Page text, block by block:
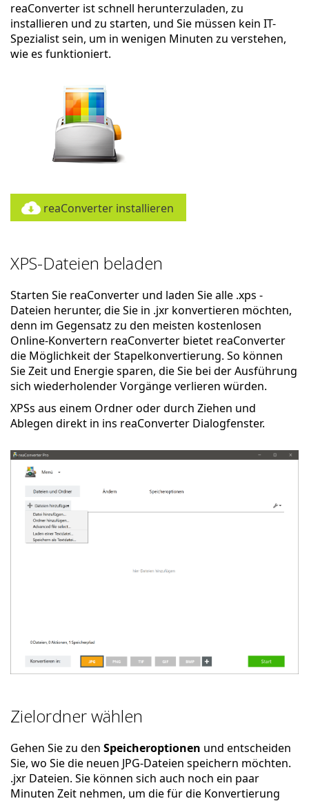
reaConverter ist schnell herunterzuladen, zu
installieren und zu starten, und Sie müssen kein IT-
Spezialist sein, um in wenigen Minuten zu verstehen,
wie es funktioniert.
reaConverter installieren
XPS-Dateien beladen
Starten Sie reaConverter und laden Sie alle .xps -
Dateien herunter, die Sie in .jxr konvertieren möchten,
denn im Gegensatz zu den meisten kostenlosen
Online-Konvertern reaConverter bietet reaConverter
die Möglichkeit der Stapelkonvertierung. So können
Sie Zeit und Energie sparen, die Sie bei der Ausführung
sich wiederholender Vorgänge verlieren würden.
XPSs aus einem Ordner oder durch Ziehen und
Ablegen direkt in ins reaConverter Dialogfenster.
Zielordner wählen
Gehen Sie zu den Speicheroptionen und entscheiden
Sie, wo Sie die neuen JPG-Dateien speichern möchten.
.jxr Dateien. Sie können sich auch noch ein paar
Minuten Zeit nehmen, um die für die Konvertierung